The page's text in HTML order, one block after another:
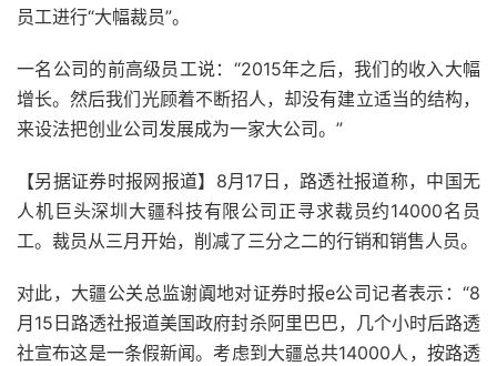
员工进行“大幅裁员”。
一名公司的前高级员工说：“2015年之后，我们的收入大幅
增长。然后我们光顾着不断招人，却没有建立适当的结构，
来设法把创业公司发展成为一家大公司。”
【另据证券时报网报道】8月17日，路透社报道称，中国无
人机巨头深圳大疆科技有限公司正寻求裁员约14000名员
工。裁员从三月开始，削减了三分之二的行销和销售人员。
对此，大疆公关总监谢阗地对证券时报e公司记者表示：“8
月15日路透社报道美国政府封杀阿里巴巴，几个小时后路透
社宣布这是一条假新闻。考虑到大疆总共14000人，按路透